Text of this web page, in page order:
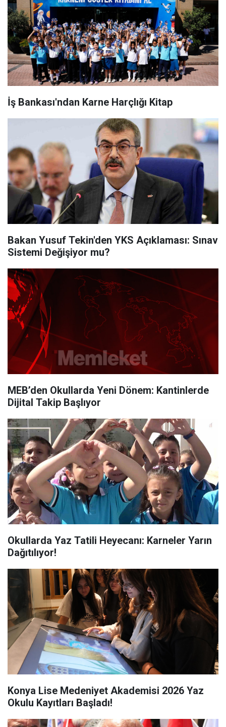
İş Bankası'ndan Karne Harçlığı Kitap
Bakan Yusuf Tekin'den YKS Açıklaması: Sınav
Sistemi Değişiyor mu?
MEB’den Okullarda Yeni Dönem: Kantinlerde
Dijital Takip Başlıyor
Okullarda Yaz Tatili Heyecanı: Karneler Yarın
Dağıtılıyor!
Konya Lise Medeniyet Akademisi 2026 Yaz
Okulu Kayıtları Başladı!